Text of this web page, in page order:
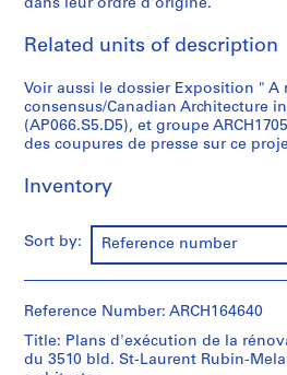
r
a
l
i
a
o
n
,
1
9
dans leur ordre d'origine.
Related units of description
Voir aussi le dossier Exposition " A
consensus/Canadian Architecture
(AP066.S5.D5), et groupe
des coupures de presse sur ce
Inventory
Sort by: Reference number
Reference Number: ARCH164640
Title: Plans d'exécution de la
du 3510 bld. St-Laurent Rubin-